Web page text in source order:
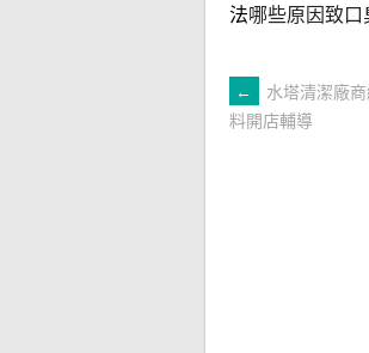
法哪些原因致口
文
←
水塔清潔廠
料開店輔導